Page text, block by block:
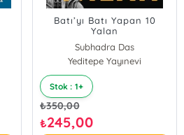
Batı’yı Batı Yapan 10
Yalan
Subhadra Das
Yeditepe Yayınevi
Stok : 1+
₺350,00
₺245,00